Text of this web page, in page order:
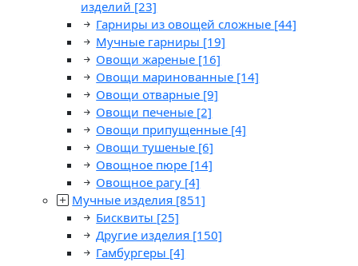
изделий [23]
Гарниры из овощей сложные [44]
Мучные гарниры [19]
Овощи жареные [16]
Овощи маринованные [14]
Овощи отварные [9]
Овощи печеные [2]
Овощи припущенные [4]
Овощи тушеные [6]
Овощное пюре [14]
Овощное рагу [4]
Мучные изделия [851]
Бисквиты [25]
Другие изделия [150]
Гамбургеры [4]